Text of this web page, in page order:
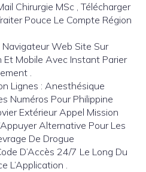
Pouce Le Compte Région
Navigateur Web Site Sur
Et Mobile Avec Instant Parier
.
Lignes : Anesthésique
Numéros Pour Philippine
Extérieur Appel Mission
Alternative Pour Les
De Drogue
D’Accès 24/7 Le Long Du
L’Application .